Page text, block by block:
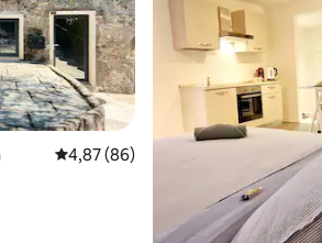
Prosječna ocjena: 4,87/5,
4,87 (86)